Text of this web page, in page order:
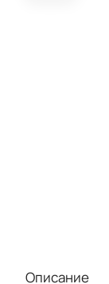
Описание